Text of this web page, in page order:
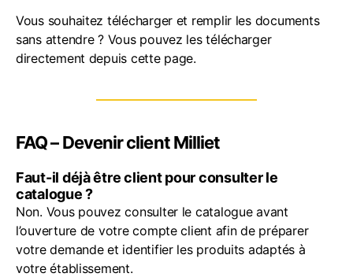
Vous souhaitez télécharger et remplir les documents
sans attendre ? Vous pouvez les télécharger
directement depuis cette page.
FAQ – Devenir client Milliet
Faut-il déjà être client pour consulter le
catalogue ?
Non. Vous pouvez consulter le catalogue avant
l’ouverture de votre compte client afin de préparer
votre demande et identifier les produits adaptés à
votre établissement.